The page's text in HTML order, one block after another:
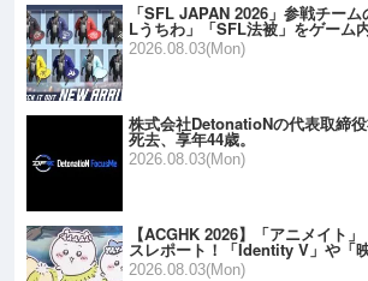
「SFL JAPAN 2026」参戦チー
Lうちわ」「SFL法被」をゲーム
2026.08.03(Mon)
株式会社DetonatioNの代表取締
死去、享年44歳。
2026.08.03(Mon)
【ACGHK 2026】「アニメイト
スレポート！「Identity V」や「
2026.08.03(Mon)